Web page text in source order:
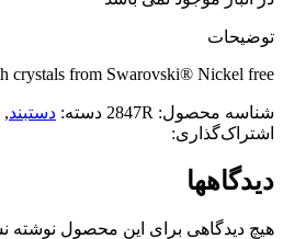
توضیحات
crystals from Swarovski® Nickel free
شناسه محصول: 2847R دسته: دستبند,
اشتراک‌گذاری:
دیدگاهها
هیچ دیدگاهی برای این محصول نوشته